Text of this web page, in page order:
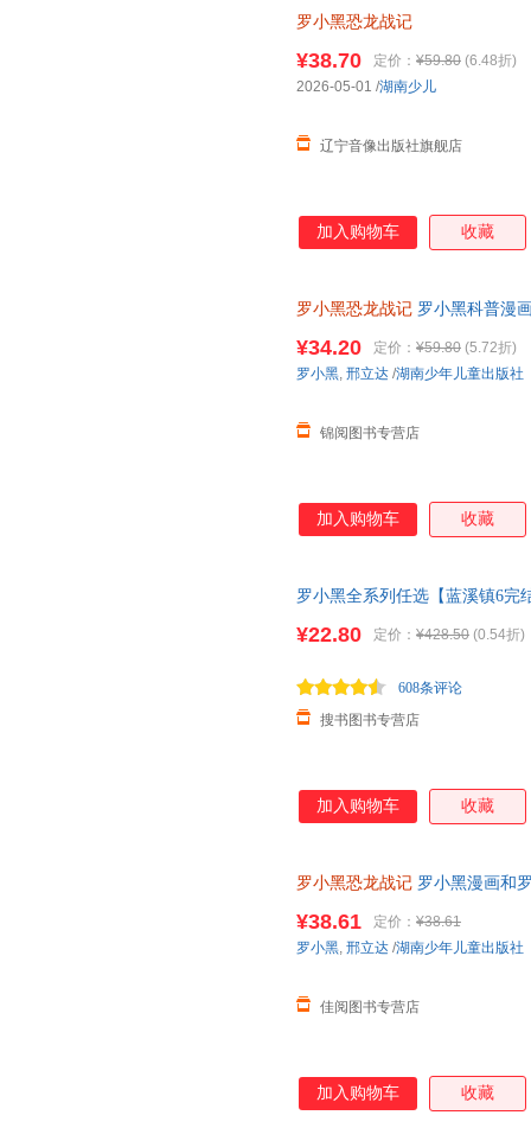
罗小黑恐龙战记
¥38.70 定价： ¥59.80 (6.48折)
辽宁音像出版社旗舰店
2026-05-01 /湖南少儿
加入购物车 收藏
罗小黑恐龙战记 罗小黑科普漫
¥34.20 定价： ¥59.80 (5.72折)
锦阅图书专营店
罗小黑, 邢立达 /湖南少年儿童出版社
加入购物车 收藏
罗小黑全系列任选【蓝溪镇6完
¥22.80 定价： ¥428.50 (0.54折)
搜书图书专营店
608条评论
加入购物车 收藏
罗小黑恐龙战记 罗小黑漫画和
¥38.61 定价： ¥38.61
佳阅图书专营店
罗小黑, 邢立达 /湖南少年儿童出版社
加入购物车 收藏